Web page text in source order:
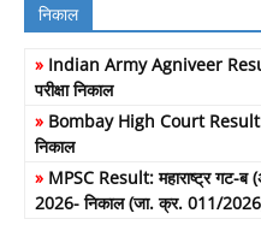
निकाल
» Indian Army Agniveer
परीक्षा निकाल
» Bombay High Court Result:
निकाल
» MPSC Result: महाराष्ट्र गट-ब
2026- निकाल (जा. क्र. 011/